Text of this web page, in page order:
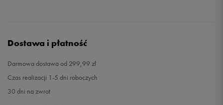
Dostawa i płatność
Darmowa dostawa od 299,99 zł
Czas realizacji 1-5 dni roboczych
30 dni na zwrot